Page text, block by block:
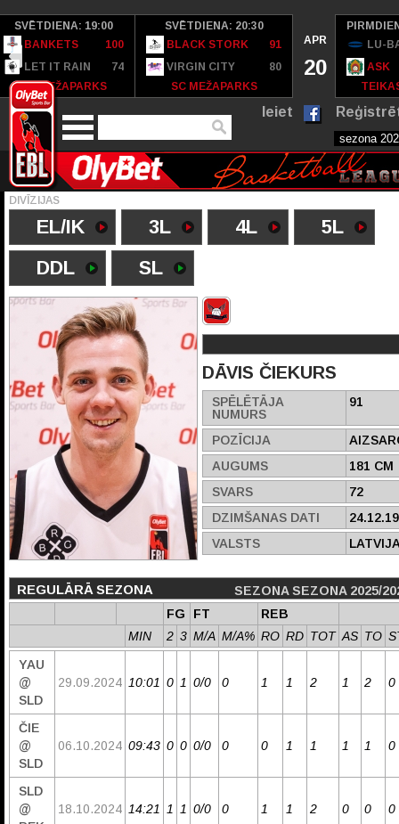
SVĒTDIENA: 19:00
BANKETS
100
LET IT RAIN
74
SC MEŽAPARKS
SVĒTDIENA: 20:30
BLACK STORK
91
VIRGIN CITY
80
SC MEŽAPARKS
APR
20
LU-
ASK
Ieiet
DIVĪZIJAS
EL/IK 3L 4L
5L
DDL
SL
DĀVIS ČIEKURS
SPĒLĒTĀJA
NUMURS
91
POZĪCIJA
AUGUMS
181 CM
SVARS
72
DZIMŠANAS DATI
VALSTS
REGULĀRĀ SEZONA
SEZONA SEZONA 2025/
FG
FT
REB
MIN
2 3 M/A M/A% RO RD TOT AS TO
YAU
@
SLD
29.09.2024 10:01 0 1 0/0 0 1 1 2 1 2 0
ČIE
@
SLD
06.10.2024 09:43 0 0 0/0 0 0 1 1 1 1 0
SLD
@
18.10.2024 14:21 1 1 0/0 0 1 1 2 0 0 0